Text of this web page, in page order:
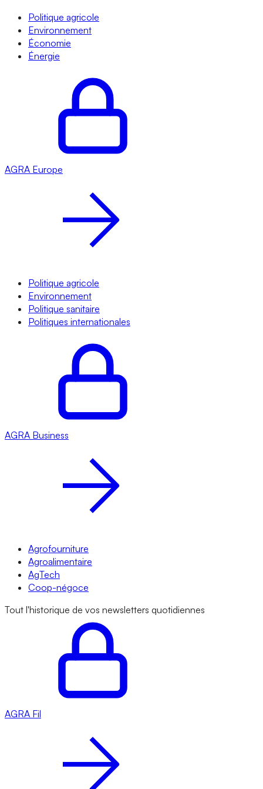
Politique agricole
Environnement
Économie
Énergie
AGRA Europe
Politique agricole
Environnement
Politique sanitaire
Politiques internationales
AGRA Business
Agrofourniture
Agroalimentaire
AgTech
Coop-négoce
Tout l'historique de vos newsletters quotidiennes
AGRA Fil